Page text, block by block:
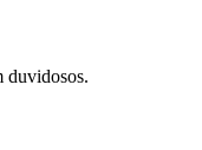
duvidosos.